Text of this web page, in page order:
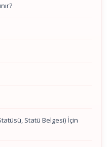
Statü Belgesi) İçin